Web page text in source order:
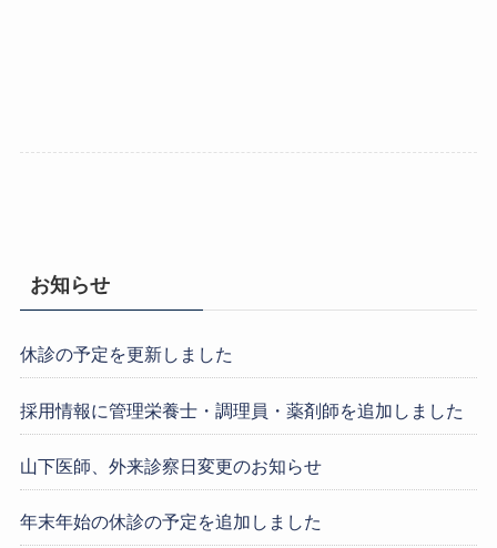
お知らせ
休診の予定を更新しました
採用情報に管理栄養士・調理員・薬剤師を追加しました
山下医師、外来診察日変更のお知らせ
年末年始の休診の予定を追加しました